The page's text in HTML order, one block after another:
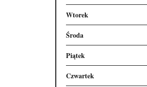
Wtorek
Środa
Piątek
Czwartek